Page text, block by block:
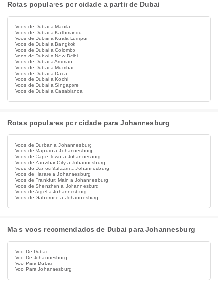
Rotas populares por cidade a partir de Dubai
Voos de Dubai a Manila
Voos de Dubai a Kathmandu
Voos de Dubai a Kuala Lumpur
Voos de Dubai a Bangkok
Voos de Dubai a Colombo
Voos de Dubai a New Delhi
Voos de Dubai a Amman
Voos de Dubai a Mumbai
Voos de Dubai a Daca
Voos de Dubai a Kochi
Voos de Dubai a Singapore
Voos de Dubai a Casablanca
Rotas populares por cidade para Johannesburg
Voos de Durban a Johannesburg
Voos de Maputo a Johannesburg
Voos de Cape Town a Johannesburg
Voos de Zanzibar City a Johannesburg
Voos de Dar es Salaam a Johannesburg
Voos de Harare a Johannesburg
Voos de Frankfurt Main a Johannesburg
Voos de Shenzhen a Johannesburg
Voos de Argel a Johannesburg
Voos de Gaborone a Johannesburg
Mais voos recomendados de Dubai para Johannesburg
Voo De Dubai
Voo De Johannesburg
Voo Para Dubai
Voo Para Johannesburg